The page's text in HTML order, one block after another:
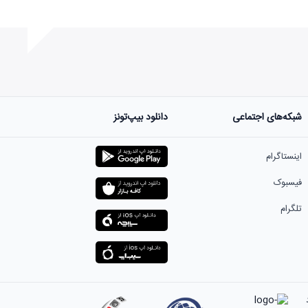
شبکه‌های اجتماعی
اینستاگرام
فیسبوک
تلگرام
دانلود بیپ‌تونز